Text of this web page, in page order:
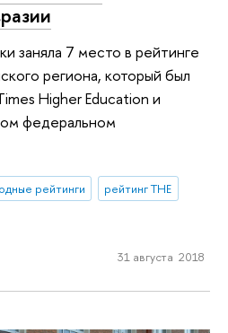
заняла 7 место в рейтинге
региона, который был
Higher Education и
федеральном
рейтинги
рейтинг THE
31 августа 2018